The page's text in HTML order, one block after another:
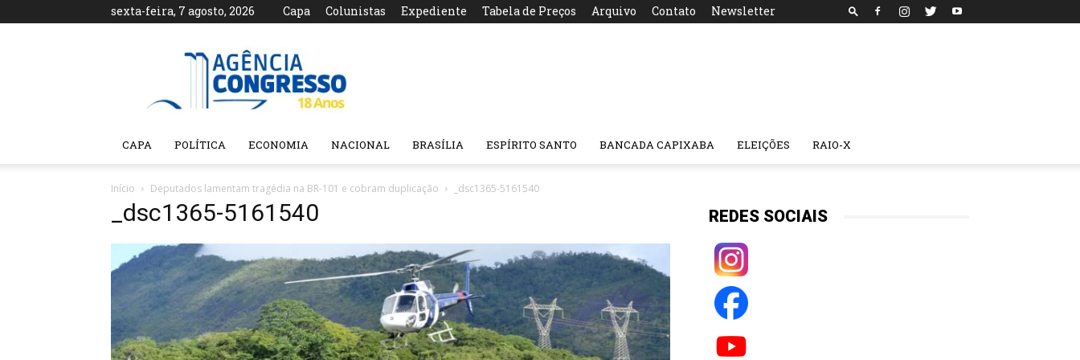
sexta-feira, 7 agosto, 2026 Capa Colunistas Expediente Tabela de Preços Arquivo Contato Newsletter
Agência
CAPA POLÍTICA ECONOMIA NACIONAL BRASÍLIA ESPÍRITO SANTO BANCADA CAPIXABA ELEIÇÕES RAIO-X
Início Deputados lamentam tragédia na BR-101 e cobram duplicação _dsc1365-5161540
_dsc1365-5161540 REDES SOCIAIS